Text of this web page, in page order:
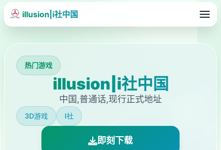
illusion|i社中国
热门游戏
illusion|i社中国
中国,普通话,现行正式地址
3D游戏 I社
即刻下载